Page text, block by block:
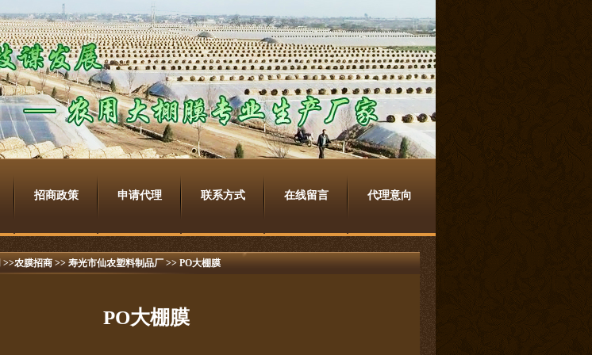
招商政策 申请代理 联系方式 在线留言 代理意向
>>农膜招商 >>寿光市仙农塑料制品厂>> PO大棚膜
PO大棚膜